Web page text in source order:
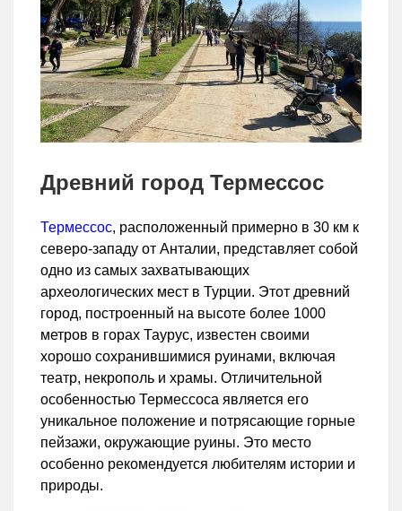
Древний город Термессос
Термессос, расположенный примерно в 30 км к
северо-западу от Анталии, представляет собой
одно из самых захватывающих
археологических мест в Турции. Этот древний
город, построенный на высоте более 1000
метров в горах Таурус, известен своими
хорошо сохранившимися руинами, включая
театр, некрополь и храмы. Отличительной
особенностью Термессоса является его
уникальное положение и потрясающие горные
пейзажи, окружающие руины. Это место
особенно рекомендуется любителям истории и
природы.